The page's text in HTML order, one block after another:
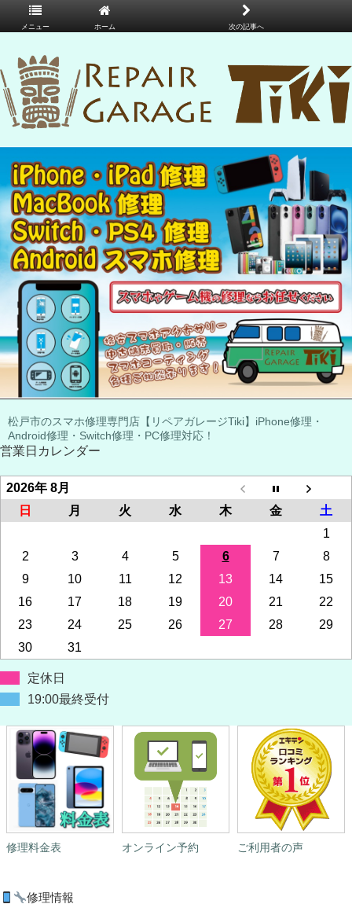
松戸市のスマホ修理専門店【リペアガレージTiki】iPhone修理・
Android修理・Switch修理・PC修理対応！
営業日カレンダー
2026年 8月
日
月 火 水 木 金
土
1
2
3 4 5 6 7
8
9
10 11 12 13 14
15
16
17 18 19 20 21
22
23
24 25 26 27 28
29
30
31
定休日
19:00最終受付
修理料金表 オンライン予約 ご利用者の声
修理情報
メニュー ホーム 次の記事へ